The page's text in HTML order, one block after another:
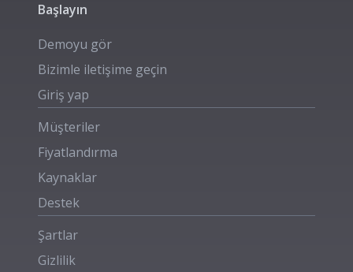
Başlayın
Demoyu gör
Bizimle iletişime geçin
Giriş yap
Müşteriler
Fiyatlandırma
Kaynaklar
Destek
Şartlar
Gizlilik